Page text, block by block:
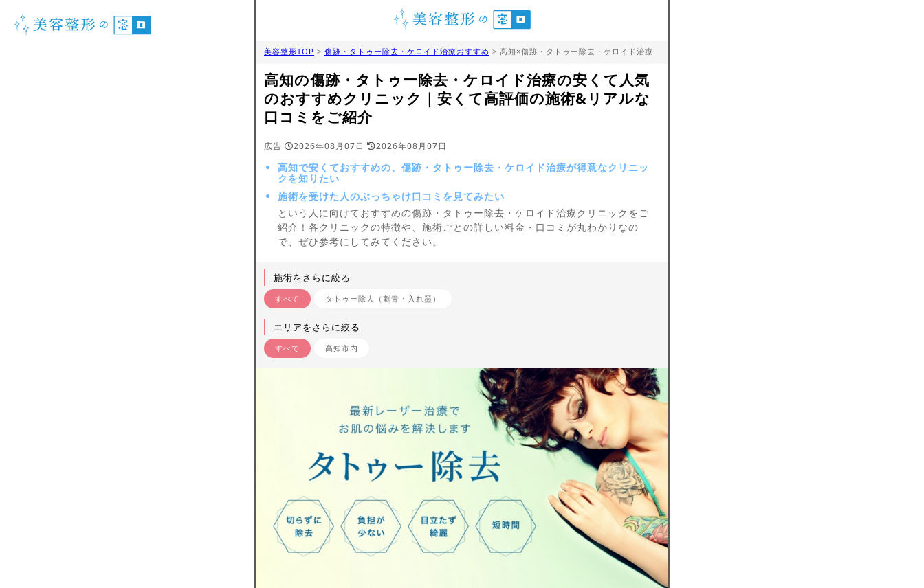
美容整形TOP > 傷跡・タトゥー除去・ケロイド治療おすすめ > 高知×傷跡・タトゥー除去・ケロイド治療
高知の傷跡・タトゥー除去・ケロイド治療の安くて人気
のおすすめクリニック｜安くて高評価の施術&リアルな
口コミをご紹介
広告 2026年08月07日 2026年08月07日
高知で安くておすすめの、傷跡・タトゥー除去・ケロイド治療が得意なクリニッ
クを知りたい
施術を受けた人のぶっちゃけ口コミを見てみたい
という人に向けておすすめの傷跡・タトゥー除去・ケロイド治療クリニックをご
紹介！各クリニックの特徴や、施術ごとの詳しい料金・口コミが丸わかりなの
で、ぜひ参考にしてみてください。
施術をさらに絞る
すべて タトゥー除去（刺青・入れ墨）
エリアをさらに絞る
すべて 高知市内